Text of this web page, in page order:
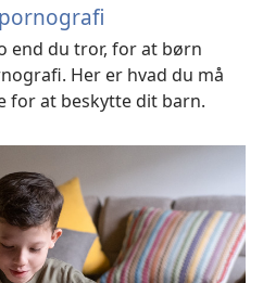
end du tror, for at børn
Her er hvad du må
for at beskytte dit barn.